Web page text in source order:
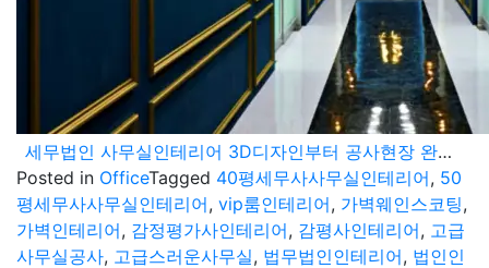
세무법인 사무실인테리어 3D디자인부터 공사현장 완료사진
Posted in OfficeTagged 40평세무사사무실인테리어, 50
평세무사사무실인테리어, vip룸인테리어, 가벽웨인스코팅,
가벽인테리어, 감정평가사인테리어, 감평사인테리어, 고급
사무실공사, 고급스러운사무실, 법무법인인테리어, 법인인